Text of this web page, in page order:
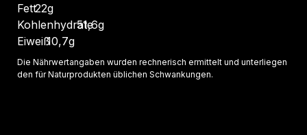
Fett22g
Kohlenhydrate
51,6g
Eiweiß10,7g
Die Nährwertangaben wurden rechnerisch ermittelt und unterliegen
den für Naturprodukten üblichen Schwankungen.